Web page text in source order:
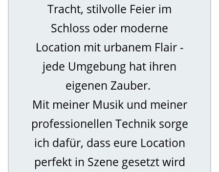
Tracht, stilvolle Feier im
Schloss oder moderne
Location mit urbanem Flair -
jede Umgebung hat ihren
eigenen Zauber.
Mit meiner Musik und meiner
professionellen Technik sorge
ich dafür, dass eure Location
perfekt in Szene gesetzt wird